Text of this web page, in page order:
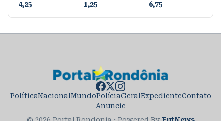
4,25 1,25 6,75
PolíticaNacionalMundoPolíciaGeralExpedienteContato
Anuncie